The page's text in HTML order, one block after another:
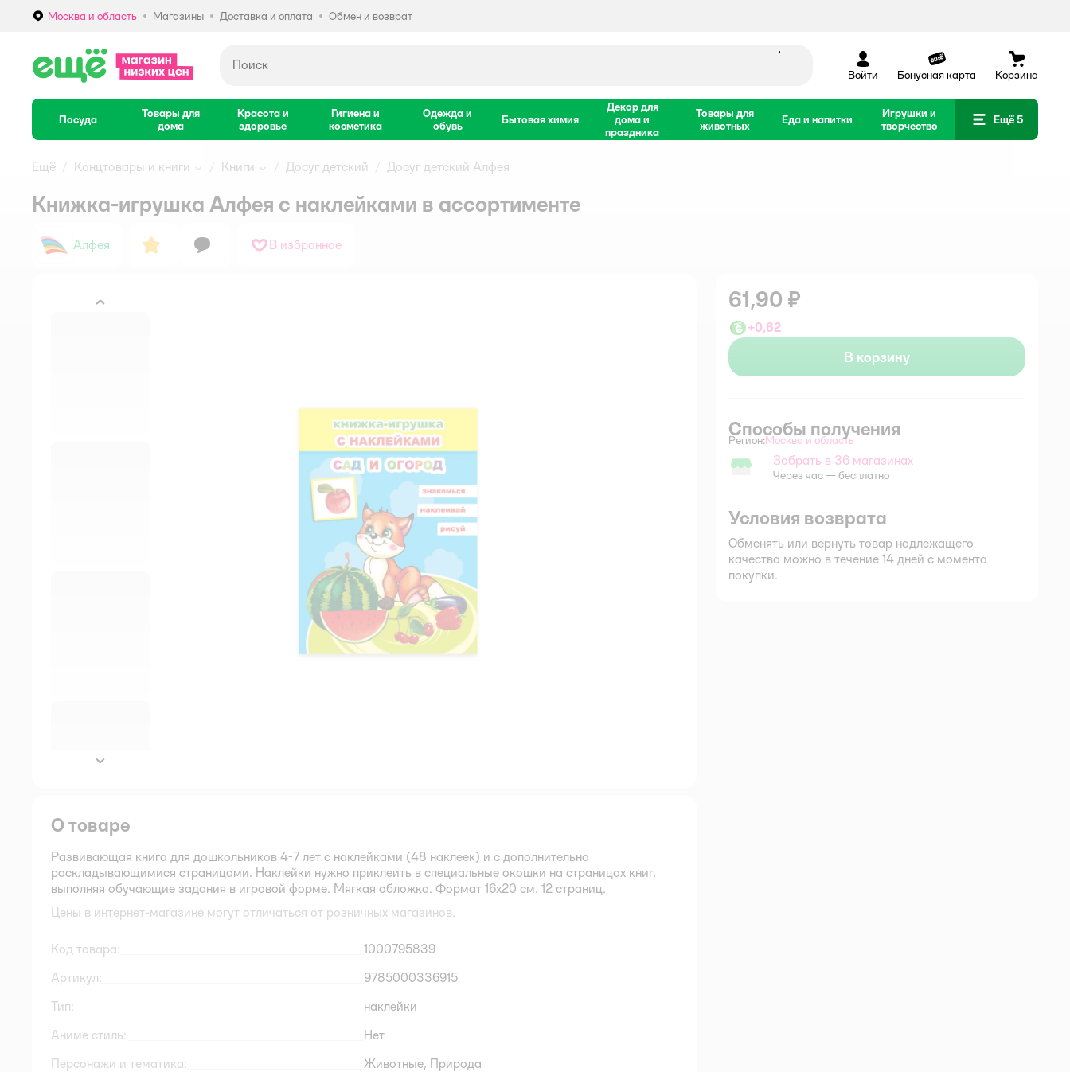
Выбор адреса доставки.
Москва и область Магазины Доставка и оплата Обмен и возврат
Войти Бонусная карта Корзина
Посуда
Товары для
дома
Красота и
здоровье
Гигиена и
косметика
Одежда и
обувь
Бытовая химия
Декор для
дома и
праздника
Товары для
животных
Еда и напитки
Игрушки и
творчество
Ещё 5
Ещё Канцтовары и книги Книги Досуг детский Досуг детский Алфея
назад
далее
Книжка-игрушка Алфея с наклейками в ассортименте
Алфея В избранное
61,90 ₽
+0,62
В корзину
Способы получения
Регион: Выбор адреса доставки.
Москва и область
Забрать в магазине
Забрать в 36 магазинах
Через час — бесплатно
Условия возврата
Обменять или вернуть товар надлежащего
качества можно в течение 14 дней с момента
покупки.
О товаре
Развивающая книга для дошкольников 4-7 лет с наклейками (48 наклеек) и с дополнительно
раскладывающимися страницами. Наклейки нужно приклеить в специальные окошки на страницах книг,
выполняя обучающие задания в игровой форме. Мягкая обложка. Формат 16х20 см. 12 страниц.
Цены в интернет-магазине могут отличаться от розничных магазинов.
Код товара:
1000795839
Артикул:
9785000336915
Тип:
наклейки
Аниме стиль:
Нет
Персонажи и тематика:
Животные, Природа